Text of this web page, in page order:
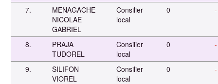
7.
MENAGACHE
NICOLAE
GABRIEL
Consilier
local
0 -
8.
PRAJA
TUDOREL
Consilier
local
0 -
9.
SILIFON
VIOREL
Consilier
local
0 -